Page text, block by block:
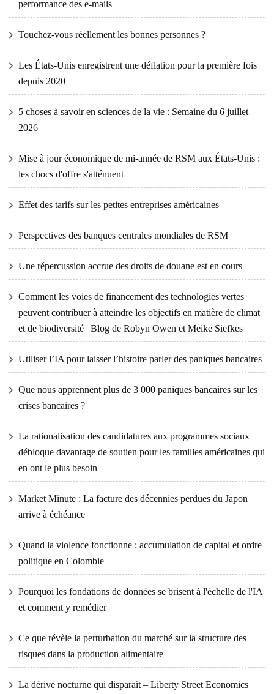
performance des e-mails
Touchez-vous réellement les bonnes personnes ?
Les États-Unis enregistrent une déflation pour la première fois
depuis 2020
5 choses à savoir en sciences de la vie : Semaine du 6 juillet
2026
Mise à jour économique de mi-année de RSM aux États-Unis :
les chocs d'offre s'atténuent
Effet des tarifs sur les petites entreprises américaines
Perspectives des banques centrales mondiales de RSM
Une répercussion accrue des droits de douane est en cours
Comment les voies de financement des technologies vertes
peuvent contribuer à atteindre les objectifs en matière de climat
et de biodiversité | Blog de Robyn Owen et Meike Siefkes
Utiliser l’IA pour laisser l’histoire parler des paniques bancaires
Que nous apprennent plus de 3 000 paniques bancaires sur les
crises bancaires ?
La rationalisation des candidatures aux programmes sociaux
débloque davantage de soutien pour les familles américaines qui
en ont le plus besoin
Market Minute : La facture des décennies perdues du Japon
arrive à échéance
Quand la violence fonctionne : accumulation de capital et ordre
politique en Colombie
Pourquoi les fondations de données se brisent à l'échelle de l'IA
et comment y remédier
Ce que révèle la perturbation du marché sur la structure des
risques dans la production alimentaire
La dérive nocturne qui disparaît – Liberty Street Economics